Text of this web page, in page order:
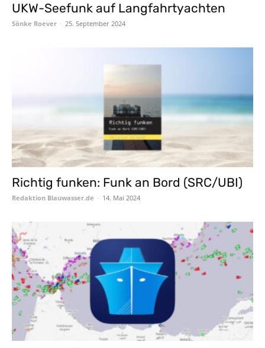
UKW-Seefunk auf Langfahrtyachten
Sönke Roever - 25. September 2024
Richtig funken: Funk an Bord (SRC/UBI)
Redaktion Blauwasser.de - 14. Mai 2024